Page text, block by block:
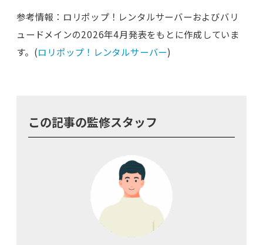
参考情報：ロリポップ！レンタルサーバーおよびバリ
ュードメインの2026年4月発表をもとに作成していま
す。(ロリポップ！レンタルサーバー)
この記事の監修スタッフ